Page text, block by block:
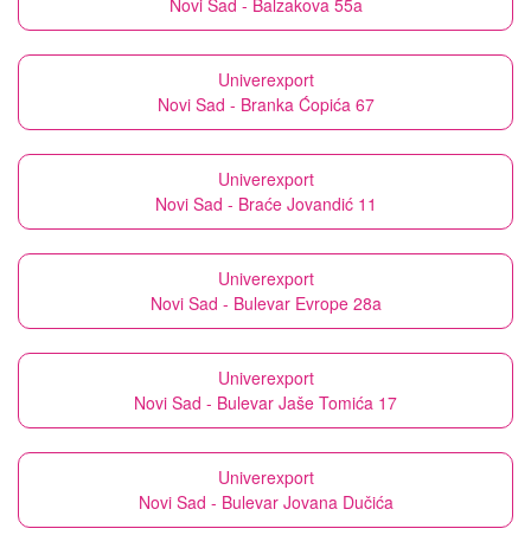
Novi Sad - Balzakova 55a
Univerexport
Novi Sad - Branka Ćopića 67
Univerexport
Novi Sad - Braće Jovandić 11
Univerexport
Novi Sad - Bulevar Evrope 28a
Univerexport
Novi Sad - Bulevar Jaše Tomića 17
Univerexport
Novi Sad - Bulevar Jovana Dučića